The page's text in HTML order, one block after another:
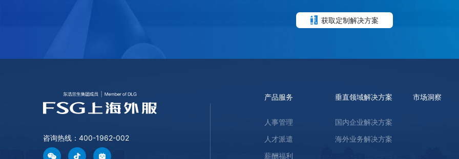
获取定制解决方案
咨询热线：400-1962-002
产品服务
人事管理
人才派遣
薪酬福利
垂直领域解决方案
国内企业解决方案
海外业务解决方案
市场洞察